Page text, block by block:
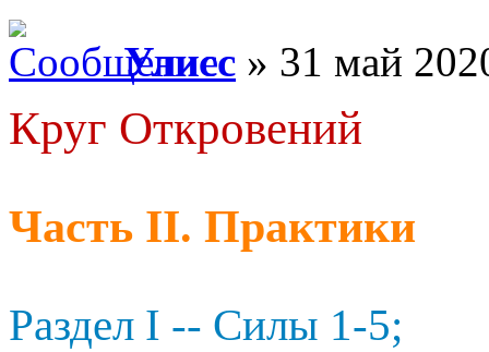
Улисс » 31 май
Круг Откровений
Часть II. Практики
Раздел I -- Силы 1-5;